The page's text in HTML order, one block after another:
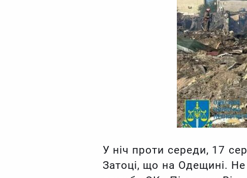
У ніч проти середи, 17
Затоці, що на Одещині.